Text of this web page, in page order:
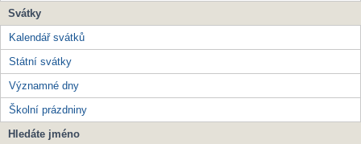
Svátky
Kalendář svátků
Státní svátky
Významné dny
Školní prázdniny
Hledáte jméno